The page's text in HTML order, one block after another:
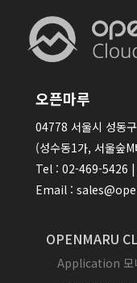
오픈마루
04778 서울시 성동
(성수동1가, 서울숲
Tel : 02-469-5426
Email :
OPENMARU
Application 모